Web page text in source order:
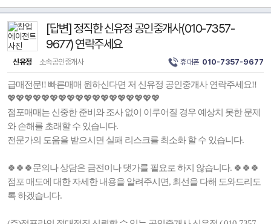
[답변] 정직한 신유정 공인중개사(010-7357-
9677) 연락주세요
신유정 소속공인중개사 휴대폰 010-7357-9677
급매전문!! 빠른매매 원하신다면 저 신유정 공인중개사 연락주세요!!
💖💖💖💖💖💖💖💖💖💖💖💖💖💖💖💖💖💖
점포매매는 신중한 준비와 조사 없이 이루어질 경우 예상치 못한 문제
와 손해를 초래할 수 있습니다.
전문가의 도움을 받으시면 실패 리스크를 최소화 할 수 있습니다.
🍀🍀🍀문의나 상담은 금전이나 댓가를 필요로 하지 않습니다. 🍀🍀🍀
점포 매도에 대한 자세한 내용을 알려주시면, 최선을 다해 도와드리도
록 하겠습니다.